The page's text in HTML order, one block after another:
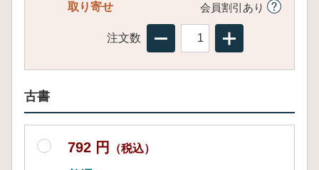
取り寄せ 会員割引あり
注文数
古書
792 円 （税込）